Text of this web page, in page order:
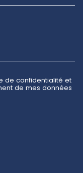
de confidentialité et
de mes données